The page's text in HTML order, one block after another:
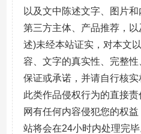
以及文中陈述文字、图片
第三方主体、产品推荐，
述)未经本站证实，对本文
容、文字的真实性、完整
保证或承诺，并请自行核
此类作品侵权行为的直接
网有任何内容侵犯您的权
站将会在24小时内处理完毕